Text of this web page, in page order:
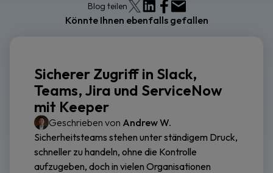
Blog teilen
Könnte Ihnen ebenfalls gefallen
Sicherer Zugriff in Slack,
Teams, Jira und ServiceNow
mit Keeper
Geschrieben von Andrew W.
Sicherheitsteams stehen unter ständigem Druck,
schneller zu handeln, ohne die Kontrolle
aufzugeben, doch in vielen Organisationen